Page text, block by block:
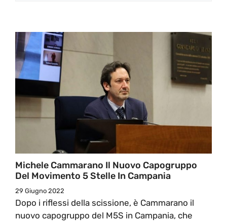
Michele Cammarano Il Nuovo Capogruppo
Del Movimento 5 Stelle In Campania
29 Giugno 2022
Dopo i riflessi della scissione, è Cammarano il
nuovo capogruppo del M5S in Campania, che